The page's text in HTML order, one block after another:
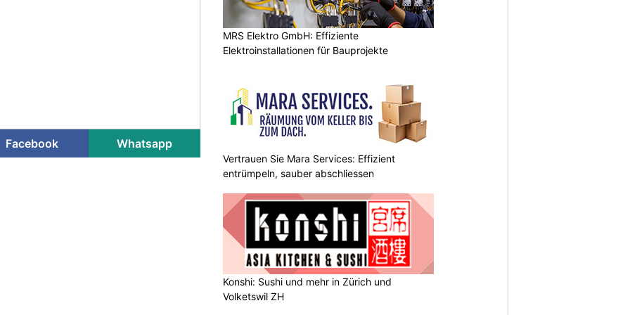
Facebook Whatsapp
MRS Elektro GmbH: Effiziente
Elektroinstallationen für Bauprojekte
Vertrauen Sie Mara Services: Effizient
entrümpeln, sauber abschliessen
Konshi: Sushi und mehr in Zürich und
Volketswil ZH